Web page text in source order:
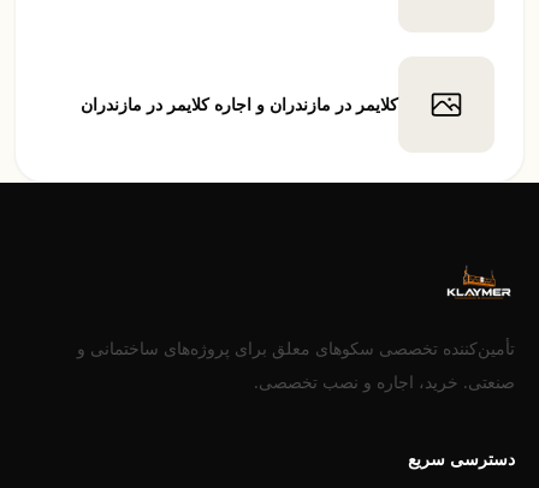
کلایمر در مازندران و اجاره کلایمر در مازندران
تأمین‌کننده تخصصی سکوهای معلق برای پروژه‌های ساختمانی و
صنعتی. خرید، اجاره و نصب تخصصی.
دسترسی سریع